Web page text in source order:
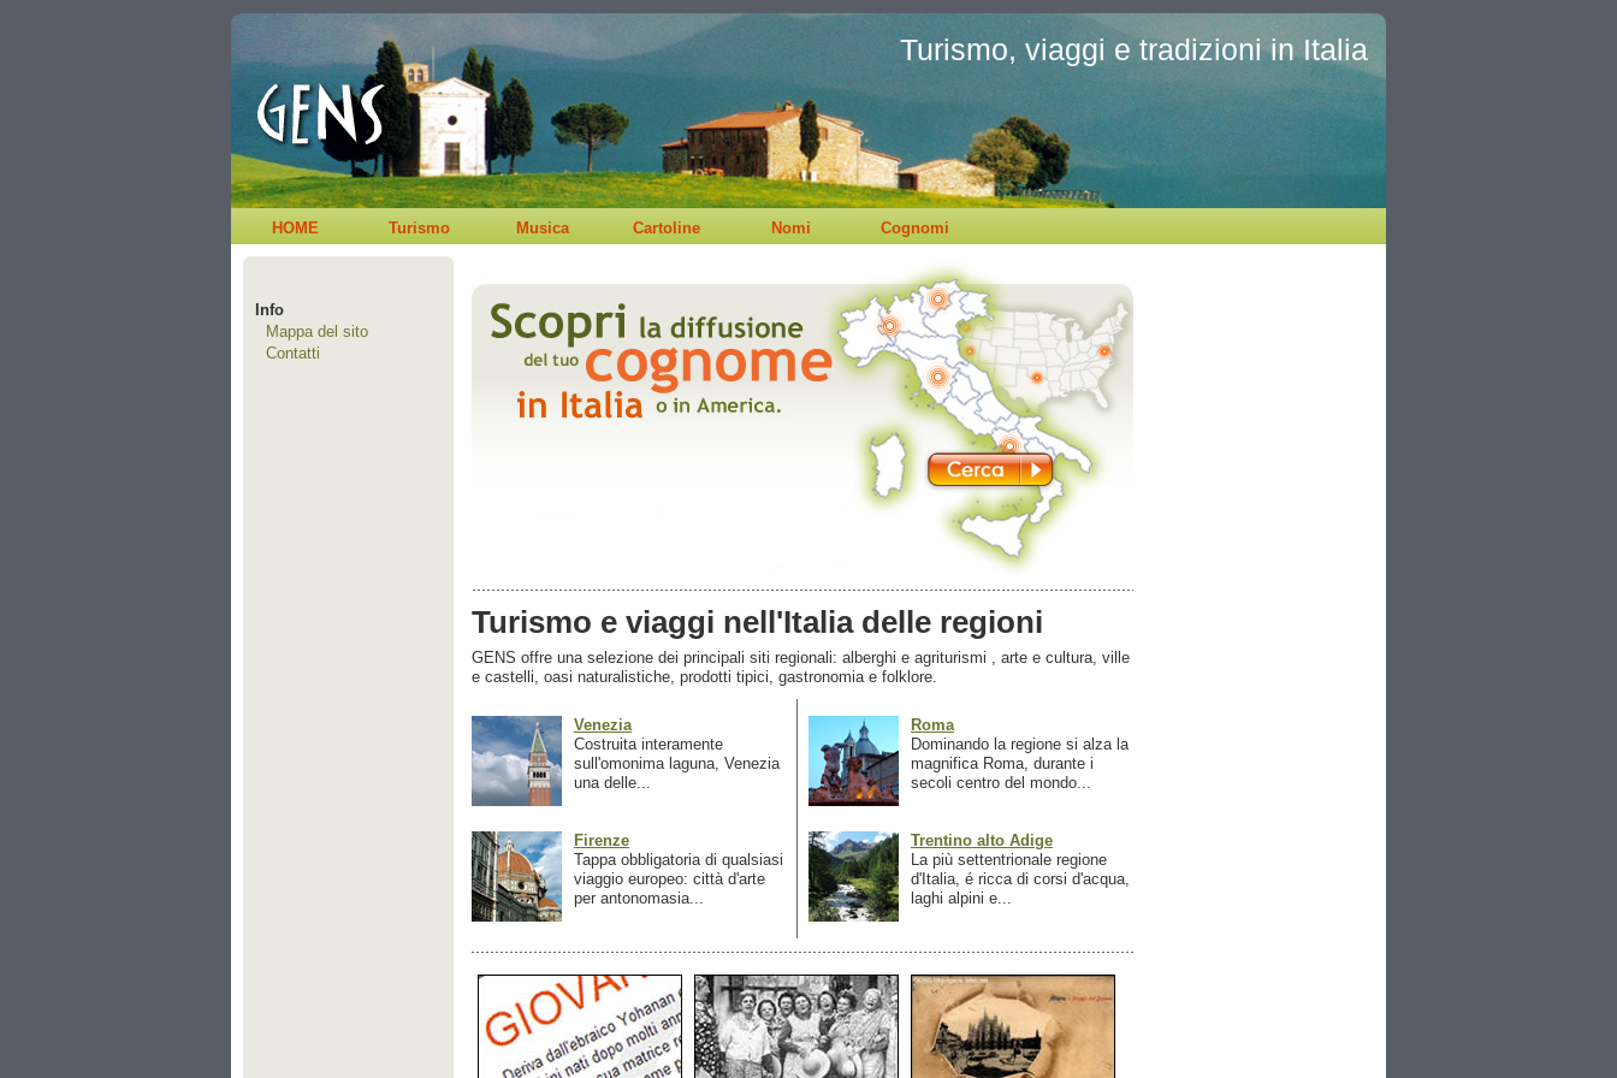
Turismo, viaggi e tradizioni in Italia
HOME Turismo Musica Cartoline Nomi Cognomi
Info
Mappa del sito
Contatti
Turismo e viaggi nell'Italia delle regioni
GENS offre una selezione dei principali siti regionali: alberghi e agriturismi , arte e cultura, ville
e castelli, oasi naturalistiche, prodotti tipici, gastronomia e folklore.
Venezia
Costruita interamente
sull'omonima laguna, Venezia
una delle...
Firenze
Tappa obbligatoria di qualsiasi
viaggio europeo: città d'arte
per antonomasia...
Roma
Dominando la regione si alza la
magnifica Roma, durante i
secoli centro del mondo...
Trentino alto Adige
La più settentrionale regione
d'Italia, é ricca di corsi d'acqua,
laghi alpini e...